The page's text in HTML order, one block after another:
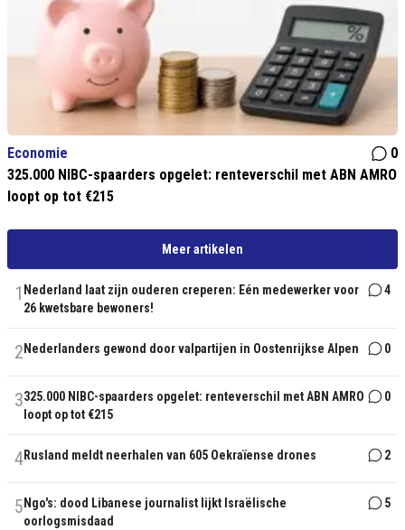
Economie
0
325.000 NIBC-spaarders opgelet: renteverschil met ABN AMRO
loopt op tot €215
Meer artikelen
1 Nederland laat zijn ouderen creperen: Eén medewerker voor
26 kwetsbare bewoners!
4
2 Nederlanders gewond door valpartijen in Oostenrijkse Alpen 0
3325.000 NIBC-spaarders opgelet: renteverschil met ABN AMRO
loopt op tot €215
0
4Rusland meldt neerhalen van 605 Oekraïense drones 2
5 Ngo's: dood Libanese journalist lijkt Israëlische
oorlogsmisdaad
5